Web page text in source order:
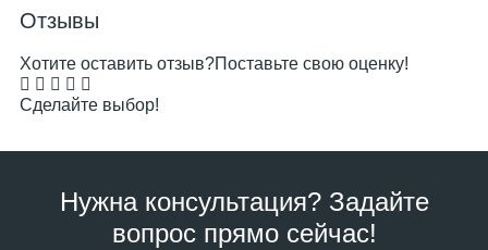
Отзывы
Хотите оставить отзыв?Поставьте свою оценку!
Сделайте выбор!
Нужна консультация? Задайте
вопрос прямо сейчас!